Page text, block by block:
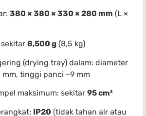
380 × 380 × 330 × 280 mm (L ×
8,500 g (8,5 kg)
(drying tray) dalam: diameter
mm, tinggi panci ~9 mm
maksimum: sekitar 95 cm³
IP20 (tidak tahan air atau